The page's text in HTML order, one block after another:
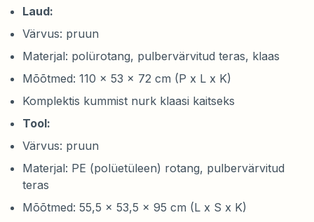
Laud:
Värvus: pruun
Materjal: polürotang, pulbervärvitud teras, klaas
Mõõtmed: 110 x 53 x 72 cm (P x L x K)
Komplektis kummist nurk klaasi kaitseks
Tool:
Värvus: pruun
Materjal: PE (polüetüleen) rotang, pulbervärvitud
teras
Mõõtmed: 55,5 x 53,5 x 95 cm (L x S x K)